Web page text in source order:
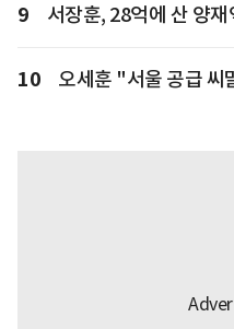
9 서장훈, 28억에 산 양
10 오세훈 "서울 공급 씨